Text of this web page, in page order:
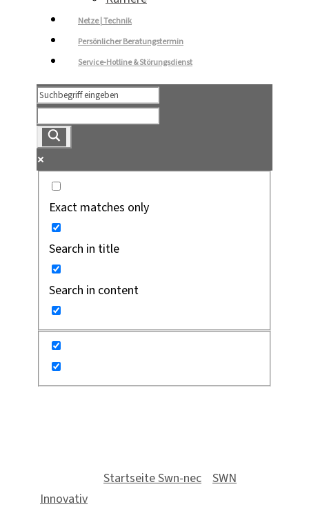
Netze | Technik
Persönlicher Beratungstermin
Service-Hotline & Störungsdienst
Exact matches only
Search in title
Search in content
Startseite Swn-nec
SWN
Innovativ